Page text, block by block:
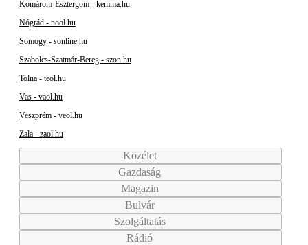
Komárom-Esztergom - kemma.hu
Nógrád - nool.hu
Somogy - sonline.hu
Szabolcs-Szatmár-Bereg - szon.hu
Tolna - teol.hu
Vas - vaol.hu
Veszprém - veol.hu
Zala - zaol.hu
Közélet
Gazdaság
Magazin
Bulvár
Szolgáltatás
Rádió